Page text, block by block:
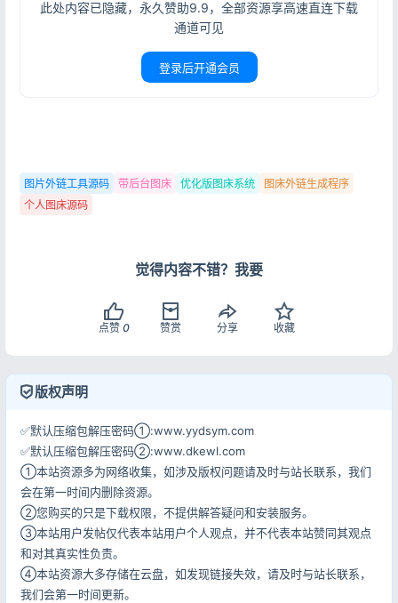
此处内容已隐藏，永久赞助9.9，全部资源享高速直连下载
通道可见
登录后开通会员
图片外链工具源码 带后台图床 优化版图床系统
图床外链生成程序
个人图床源码
觉得内容不错？我要
点赞 0 赞赏 分享 收藏
版权声明
✅默认压缩包解压密码①:www.yydsym.com
✅默认压缩包解压密码②:www.dkewl.com
①本站资源多为网络收集，如涉及版权问题请及时与站长联系，我们
会在第一时间内删除资源。
②您购买的只是下载权限，不提供解答疑问和安装服务。
③本站用户发帖仅代表本站用户个人观点，并不代表本站赞同其观点
和对其真实性负责。
④本站资源大多存储在云盘，如发现链接失效，请及时与站长联系，
我们会第一时间更新。
记住登录 忘记密码?
用户协议 隐私政策